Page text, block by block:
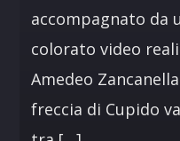
accompagnato da
colorato video
Amedeo
freccia di Cupido